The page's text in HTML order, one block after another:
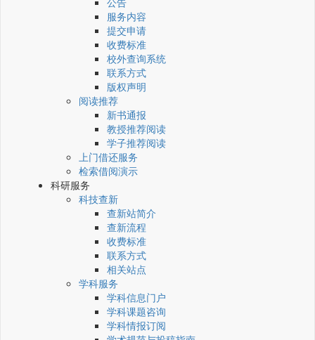
服务内容
提交申请
收费标准
校外查询系统
联系方式
版权声明
阅读推荐
新书通报
教授推荐阅读
学子推荐阅读
上门借还服务
检索借阅演示
科研服务
科技查新
查新站简介
查新流程
收费标准
联系方式
相关站点
学科服务
学科信息门户
学科课题咨询
学科情报订阅